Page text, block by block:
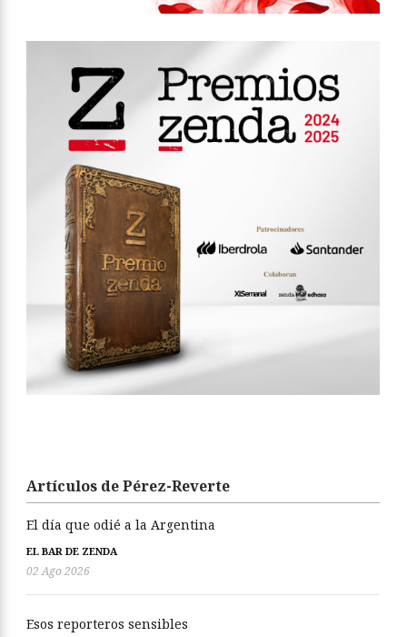
Artículos de Pérez-Reverte
El día que odié a la Argentina
EL BAR DE ZENDA
02 Ago 2026
Esos reporteros sensibles